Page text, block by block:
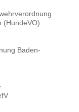
(HundeVO)
Baden-